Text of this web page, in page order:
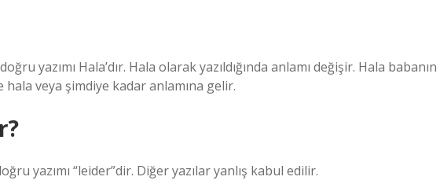
yazımı Hala’dır. Hala olarak yazıldığında anlamı değişir. Hala babanın
hala veya şimdiye kadar anlamına gelir.
yazımı “leider”dir. Diğer yazılar yanlış kabul edilir.